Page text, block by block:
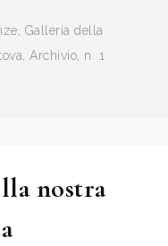
Galleria della
Archivio, n. 1
nostra